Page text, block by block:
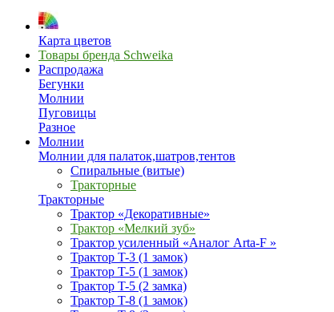
Карта цветов
Товары бренда Schweika
Распродажа
Бегунки
Молнии
Пуговицы
Разное
Молнии
Молнии для палаток,шатров,тентов
Спиральные (витые)
Тракторные
Тракторные
Трактор «Декоративные»
Трактор «Мелкий зуб»
Трактор усиленный «Аналог Arta-F »
Трактор T-3 (1 замок)
Трактор T-5 (1 замок)
Трактор T-5 (2 замка)
Трактор T-8 (1 замок)